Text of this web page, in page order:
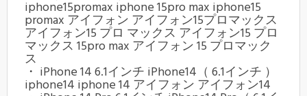
iphone15promax iphone 15pro max iphone15
promax アイフォン アイフォン15プロマックス
アイフォン15 プロ マックス アイフォン15 プロ
マックス 15pro max アイフォン 15 プロマック
ス
・ iPhone 14 6.1インチ iPhone14（ 6.1インチ ）
iphone14 iphone 14 アイフォン アイフォン14